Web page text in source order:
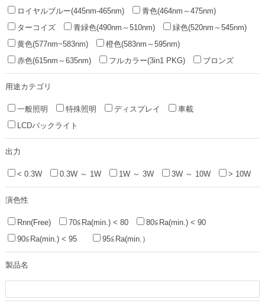
ロイヤルブルー(445nm-465nm)
青色(464nm～475nm)
ターコイズ
青緑色(490nm～510nm)
緑色(520nm～545nm)
黄色(577nm~583nm)
橙色(583nm～595nm)
赤色(615nm～635nm)
フルカラー(3in1 PKG) ブロンズ
用途カテゴリ
一般照明 特殊照明 ディスプレイ
車載
LCDバックライト
出力
< 0.3W 0.3W ～ 1W 1W ～ 3W 3W ～ 10W > 10W
演色性
Rnn(Free) 70≦Ra(min.) < 80
80≦Ra(min.) < 90
90≦Ra(min.) < 95
95≦Ra(min.）
製品名